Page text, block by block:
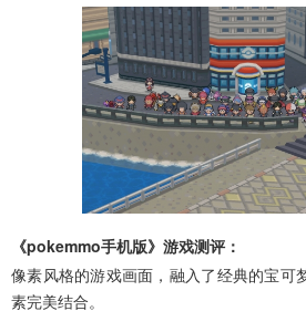
《pokemmo手机版》游戏测评：
像素风格的游戏画面，融入了经典的宝可
素完美结合。